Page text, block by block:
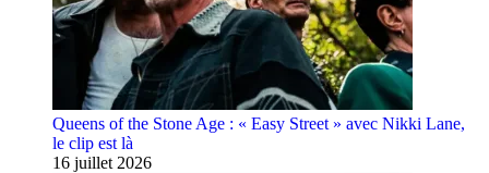
Queens of the Stone Age : « Easy Street » avec Nikki Lane,
le clip est là
16 juillet 2026